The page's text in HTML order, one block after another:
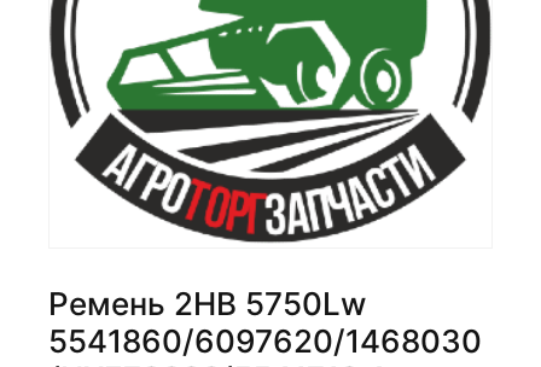
Ремень 2НВ 5750Lw
5541860/6097620/1468030